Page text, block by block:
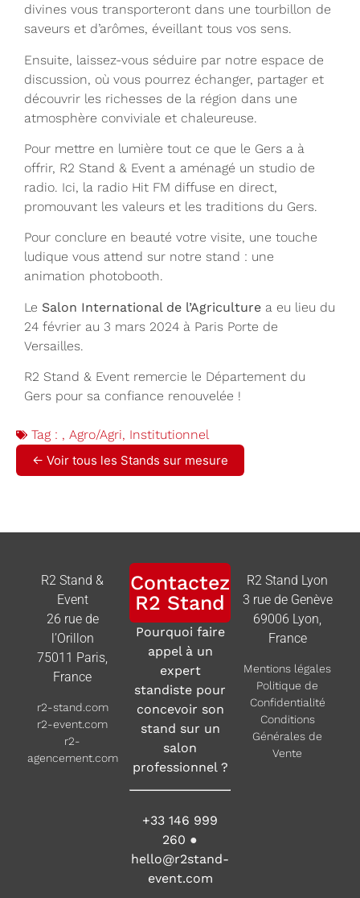
divines vous transporteront dans une tourbillon de
saveurs et d’arômes, éveillant tous vos sens.
Ensuite, laissez-vous séduire par notre espace de
discussion, où vous pourrez échanger, partager et
découvrir les richesses de la région dans une
atmosphère conviviale et chaleureuse.
Pour mettre en lumière tout ce que le Gers a à
offrir, R2 Stand & Event a aménagé un studio de
radio. Ici, la radio Hit FM diffuse en direct,
promouvant les valeurs et les traditions du Gers.
Pour conclure en beauté votre visite, une touche
ludique vous attend sur notre stand : une
animation photobooth.
Le Salon International de l’Agriculture a eu lieu du
24 février au 3 mars 2024 à Paris Porte de
Versailles.
R2 Stand & Event remercie le Département du
Gers pour sa confiance renouvelée !
Tag : , Agro/Agri, Institutionnel
← Voir tous les Stands sur mesure
R2 Stand &
Event
26 rue de
l’Orillon
75011 Paris,
France
r2-stand.com
r2-event.com
r2-
agencement.com
Contactez
R2 Stand
Pourquoi faire
appel à un
expert
standiste pour
concevoir son
stand sur un
salon
professionnel ?
+33 146 999
260 ●
hello@r2stand-
event.com
R2 Stand Lyon
3 rue de Genève
69006 Lyon,
France
Mentions légales
Politique de
Confidentialité
Conditions
Générales de
Vente